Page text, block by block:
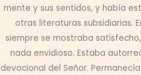
mente y sus sentidos, y había
otras literaturas subsidiarias.
siempre se mostraba
nada envidioso. Estaba
devocional del Señor.